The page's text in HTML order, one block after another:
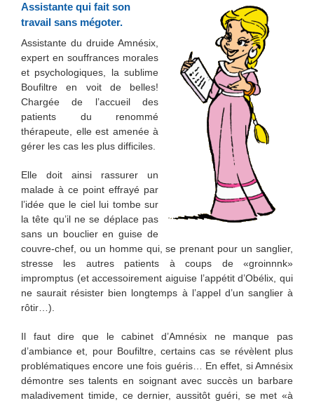
Assistante qui fait son
travail sans mégoter.
Assistante du druide Amnésix,
expert en souffrances morales
et psychologiques, la sublime
Boufiltre en voit de belles!
Chargée de l’accueil des
patients du renommé
thérapeute, elle est amenée à
gérer les cas les plus difficiles.
Elle doit ainsi rassurer un
malade à ce point effrayé par
l’idée que le ciel lui tombe sur
la tête qu’il ne se déplace pas
sans un bouclier en guise de
couvre-chef, ou un homme qui, se prenant pour un sanglier,
stresse les autres patients à coups de «groinnnk»
impromptus (et accessoirement aiguise l’appétit d’Obélix, qui
ne saurait résister bien longtemps à l’appel d’un sanglier à
rôtir…).
Il faut dire que le cabinet d’Amnésix ne manque pas
d’ambiance et, pour Boufiltre, certains cas se révèlent plus
problématiques encore une fois guéris… En effet, si Amnésix
démontre ses talents en soignant avec succès un barbare
maladivement timide, ce dernier, aussitôt guéri, se met «à